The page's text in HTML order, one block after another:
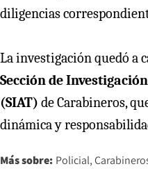
diligencias
La investigación quedó a
Sección de
(SIAT) de Carabineros,
dinámica y
Más sobre: Policial